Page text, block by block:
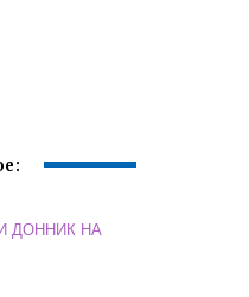
ДОННИК НА